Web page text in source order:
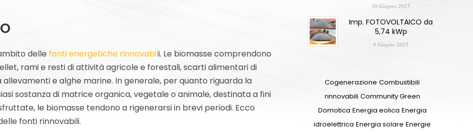
delle fonti energetiche rinnovabili. Le biomasse comprendono
rami e resti di attività agricole e forestali, scarti alimentari di
allevamenti e alghe marine. In generale, per quanto riguarda la
sostanza di matrice organica, vegetale o animale, destinata a fini
le biomasse tendono a rigenerarsi in brevi periodi. Ecco
fonti rinnovabili.
10 Giugno 2025
Imp. FOTOVOLTAICO da
5,74 kWp
9 Giugno 2025
Cogenerazione Combustibili
rinnovabili Community Green
Domotica Energia eolica Energia
idroelettrica Energia solare Energie